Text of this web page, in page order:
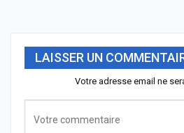
LAISSER UN
Votre adresse email ne